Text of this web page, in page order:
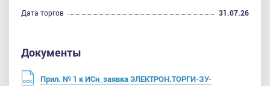
Дата торгов
31.07.26
Документы
Прил. № 1 к ИСн_заявка ЭЛЕКТРОН.ТОРГИ-ЗУ-